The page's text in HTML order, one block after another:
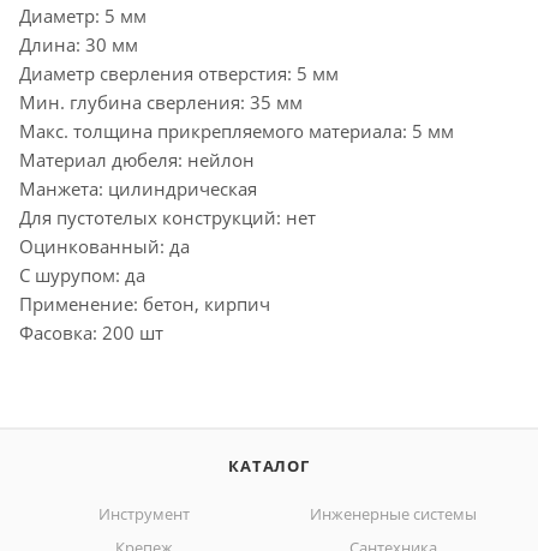
Диаметр: 5 мм
Длина: 30 мм
Диаметр сверления отверстия: 5 мм
Мин. глубина сверления: 35 мм
Макс. толщина прикрепляемого материала: 5 мм
Материал дюбеля: нейлон
Манжета: цилиндрическая
Для пустотелых конструкций: нет
Оцинкованный: да
С шурупом: да
Применение: бетон, кирпич
Фасовка: 200 шт
КАТАЛОГ
Инструмент
Инженерные системы